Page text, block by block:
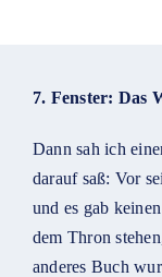
7. Fenster: Das
Dann sah ich
darauf saß: Vor
und es gab
dem Thron
anderes Buch